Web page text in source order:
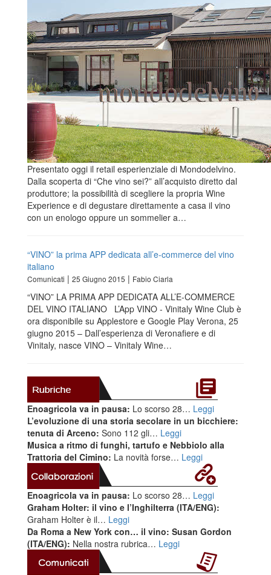
Presentato oggi il retail esperienziale di Mondodelvino.
Dalla scoperta di “Che vino sei?” all’acquisto diretto dal
produttore; la possibilità di scegliere la propria Wine
Experience e di degustare direttamente a casa il vino
con un enologo oppure un sommelier a…
“VINO” la prima APP dedicata all’e-commerce del vino
italiano
Comunicati | 25 Giugno 2015 | Fabio Ciarla
“VINO” LA PRIMA APP DEDICATA ALL’E-COMMERCE
DEL VINO ITALIANO L’App VINO - Vinitaly Wine Club è
ora disponibile su Applestore e Google Play Verona, 25
giugno 2015 – Dall’esperienza di Veronafiere e di
Vinitaly, nasce VINO – Vinitaly Wine…
Enoagricola va in pausa: Lo scorso 28… Leggi
L’evoluzione di una storia secolare in un bicchiere:
tenuta di Arceno: Sono 112 gli… Leggi
Musica a ritmo di funghi, tartufo e Nebbiolo alla
Trattoria del Cimino: La novità forse… Leggi
Enoagricola va in pausa: Lo scorso 28… Leggi
Graham Holter: il vino e l’Inghilterra (ITA/ENG):
Graham Holter è il… Leggi
Da Roma a New York con… il vino: Susan Gordon
(ITA/ENG): Nella nostra rubrica… Leggi